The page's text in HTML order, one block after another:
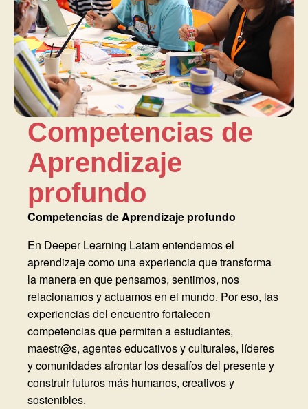
Competencias de
Aprendizaje
profundo
Competencias de Aprendizaje profundo
En Deeper Learning Latam entendemos el
aprendizaje como una experiencia que transforma
la manera en que pensamos, sentimos, nos
relacionamos y actuamos en el mundo. Por eso, las
experiencias del encuentro fortalecen
competencias que permiten a estudiantes,
maestr@s, agentes educativos y culturales, líderes
y comunidades afrontar los desafíos del presente y
construir futuros más humanos, creativos y
sostenibles.